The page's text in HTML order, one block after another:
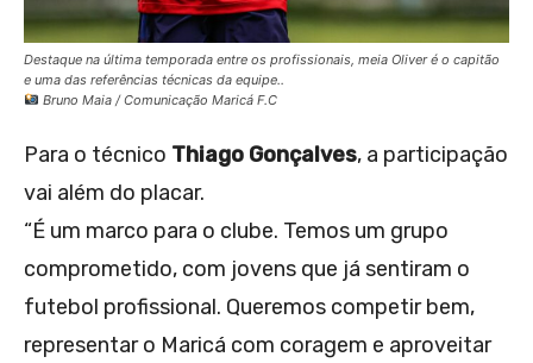
Destaque na última temporada entre os profissionais, meia Oliver é o capitão
e uma das referências técnicas da equipe..
Bruno Maia / Comunicação Maricá F.C
Para o técnico Thiago Gonçalves, a participação
vai além do placar.
“É um marco para o clube. Temos um grupo
comprometido, com jovens que já sentiram o
futebol profissional. Queremos competir bem,
representar o Maricá com coragem e aproveitar